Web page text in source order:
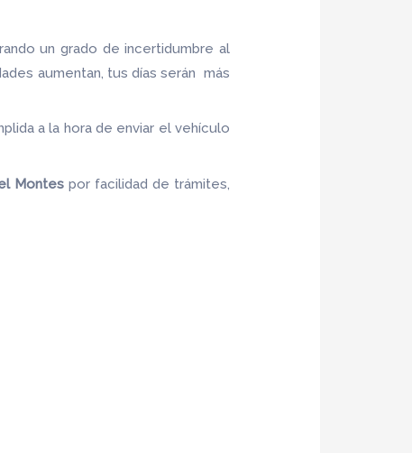
un grado de incertidumbre al
aumentan, tus días serán más
a la hora de enviar el vehículo
Montes por facilidad de trámites,